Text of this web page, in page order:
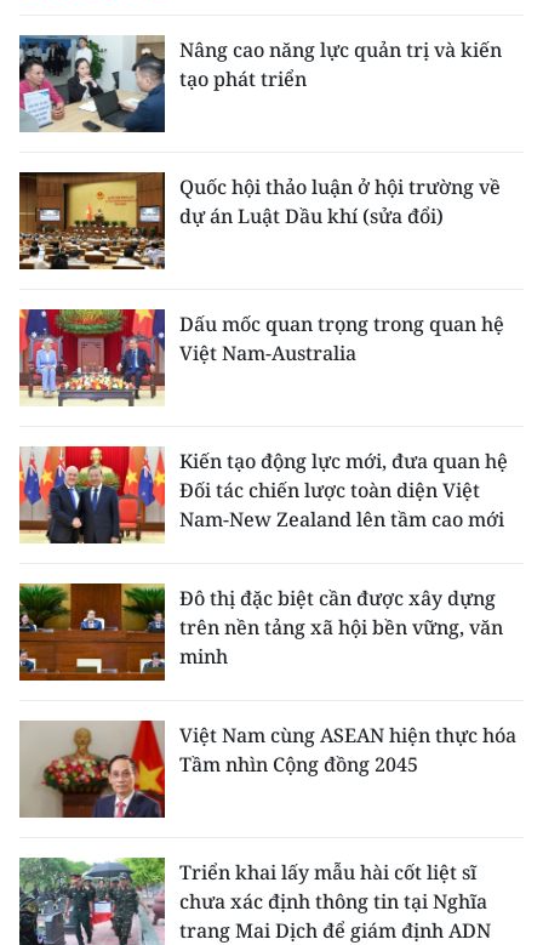
Nâng cao năng lực quản trị và kiến
tạo phát triển
Quốc hội thảo luận ở hội trường về
dự án Luật Dầu khí (sửa đổi)
Dấu mốc quan trọng trong quan hệ
Việt Nam-Australia
Kiến tạo động lực mới, đưa quan hệ
Đối tác chiến lược toàn diện Việt
Nam-New Zealand lên tầm cao mới
Đô thị đặc biệt cần được xây dựng
trên nền tảng xã hội bền vững, văn
minh
Việt Nam cùng ASEAN hiện thực hóa
Tầm nhìn Cộng đồng 2045
Triển khai lấy mẫu hài cốt liệt sĩ
chưa xác định thông tin tại Nghĩa
trang Mai Dịch để giám định ADN